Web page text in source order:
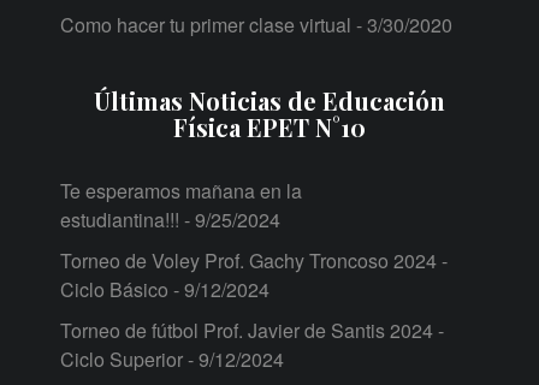
Como hacer tu primer clase virtual - 3/30/2020
Últimas Noticias de Educación
Física EPET N°10
Te esperamos mañana en la
estudiantina!!! - 9/25/2024
Torneo de Voley Prof. Gachy Troncoso 2024 -
Ciclo Básico - 9/12/2024
Torneo de fútbol Prof. Javier de Santis 2024 -
Ciclo Superior- 9/12/2024